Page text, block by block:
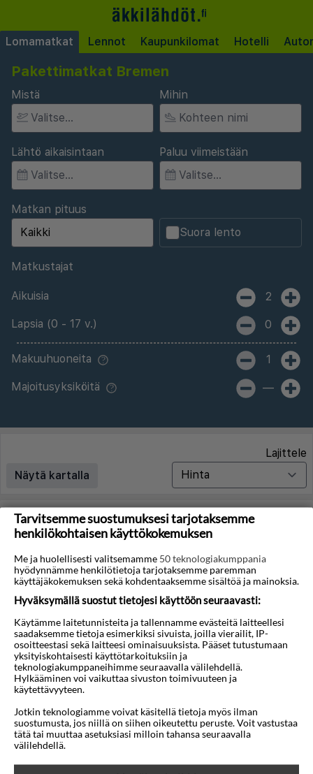
Lomamatkat Lennot Kaupunkilomat Hotelli
Pakettimatkat Bremen
Mistä Mihin
Lähtö aikaisintaan Paluu viimeistään
Matkan pituus
Suora lento
Matkustajat
Aikuisia 2
Lapsia (0 - 17 v.) 0
Makuuhuoneita 1
Majoitusyksiköitä —
Näytä kartalla
Lajittele
Matkoja ei löytynyt
Valitettavasti emme löydä hakuasi vastaavia matkoja.
Voit saada lisää tuloksia poistamalla alla olevat
suodattimet.
Mihin 1 sijainti
Alin tähtiluokitus 3 tähteä
Haluatko saada houkuttelevia
Tarvitsemme suostumuksesi tarjotaksemme
henkilökohtaisen käyttökokemuksen
Me ja huolellisesti valitsemamme 50 teknologiakumppania
hyödynnämme henkilötietoja tarjotaksemme paremman
käyttäjäkokemuksen sekä kohdentaaksemme sisältöä ja mainoksia.
Hyväksymällä suostut tietojesi käyttöön seuraavasti:
Käytämme laitetunnisteita ja tallennamme evästeitä laitteellesi
saadaksemme tietoja esimerkiksi sivuista, joilla vierailit, IP-
osoitteestasi sekä laitteesi ominaisuuksista. Pääset tutustumaan
yksityiskohtaisesti käyttötarkoituksiin ja
teknologiakumppaneihimme seuraavalla välilehdellä.
Hylkääminen voi vaikuttaa sivuston toimivuuteen ja
käytettävyyteen.
Jotkin teknologiamme voivat käsitellä tietoja myös ilman
suostumusta, jos niillä on siihen oikeutettu peruste. Voit vastustaa
tätä tai muuttaa asetuksiasi milloin tahansa seuraavalla
välilehdellä.